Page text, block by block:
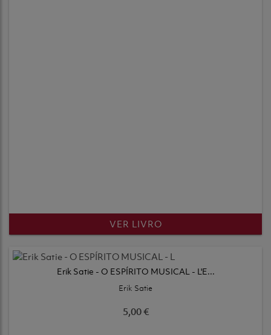
VER LIVRO
Erik Satie - O ESPÍRITO MUSICAL - L'E...
Erik Satie
5,00 €